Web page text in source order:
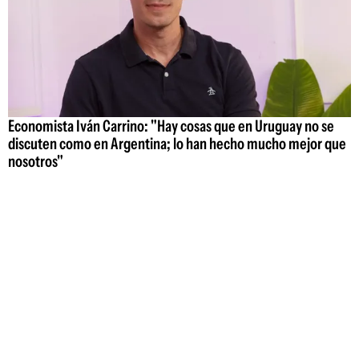
Economista Iván Carrino: "Hay cosas que en Uruguay no se
discuten como en Argentina; lo han hecho mucho mejor que
nosotros"